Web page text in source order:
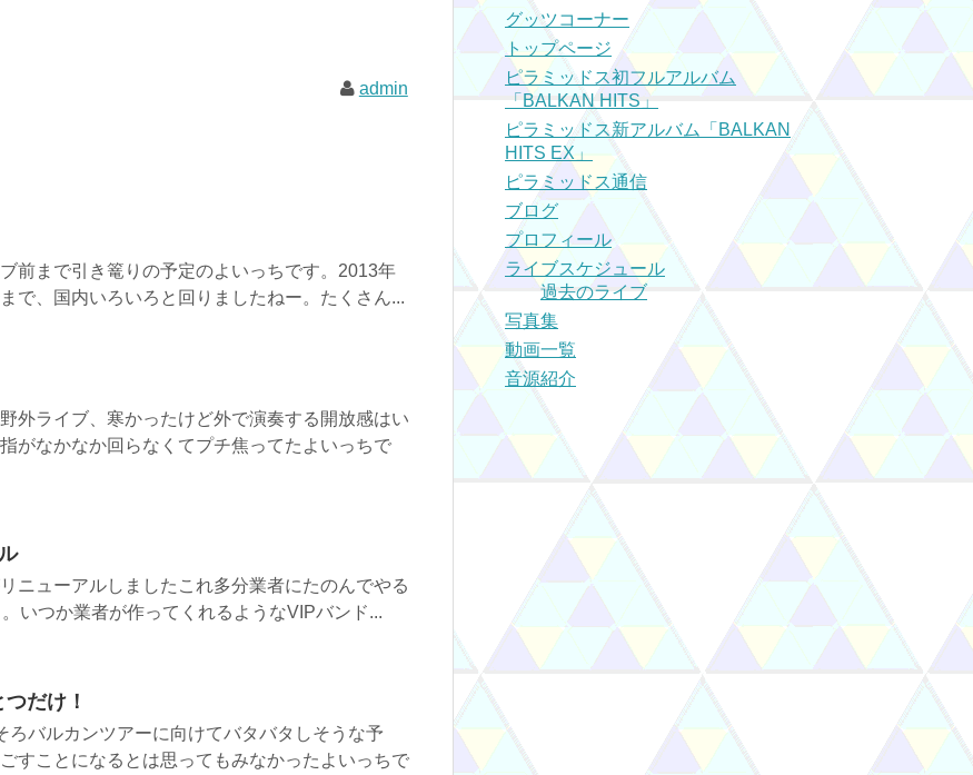
admin
前まで引き篭りの予定のよいっちです。2013年
で、国内いろいろと回りましたねー。たくさん...
外ライブ、寒かったけど外で演奏する開放感はい
がなかなか回らなくてプチ焦ってたよいっちで
ニューアルしましたこれ多分業者にたのんでやる
いつか業者が作ってくれるようなVIPバンド...
だけ！
ろバルカンツアーに向けてバタバタしそうな予
すことになるとは思ってもみなかったよいっちで
グッツコーナー
トップページ
ピラミッドス初フルアルバム
「BALKAN HITS」
ピラミッドス新アルバム「BALKAN
HITS EX」
ピラミッドス通信
ブログ
プロフィール
ライブスケジュール
過去のライブ
写真集
動画一覧
音源紹介